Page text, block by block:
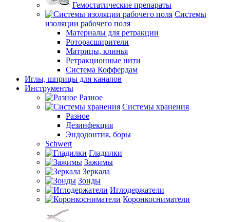
Гемостатические препараты
Системы
изоляции рабочего поля
Материалы для ретракции
Роторасширители
Матрицы, клинья
Ретракционные нити
Система Коффердам
Иглы, шприцы для каналов
Инструменты
Разное
Системы хранения
Разное
Дезинфекция
Эндодонтия, боры
Schwert
Гладилки
Зажимы
Зеркала
Зонды
Иглодержатели
Коронкосниматели